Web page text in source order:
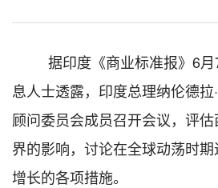
据印度《商业标准报》 6月
息人士透露，印度总理纳伦德拉
顾问委员会成员召开会议，评
界的影响，讨论在全球动荡时
增长的各项措施。